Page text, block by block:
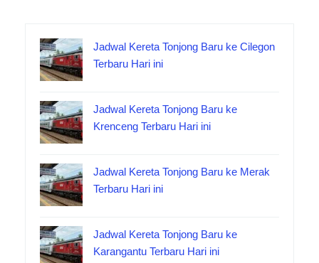
Jadwal Kereta Tonjong Baru ke Cilegon
Terbaru Hari ini
Jadwal Kereta Tonjong Baru ke
Krenceng Terbaru Hari ini
Jadwal Kereta Tonjong Baru ke Merak
Terbaru Hari ini
Jadwal Kereta Tonjong Baru ke
Karangantu Terbaru Hari ini